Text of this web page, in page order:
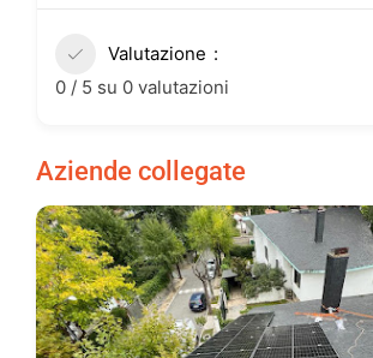
Valutazione
0 / 5 su 0 valutazioni
Aziende collegate